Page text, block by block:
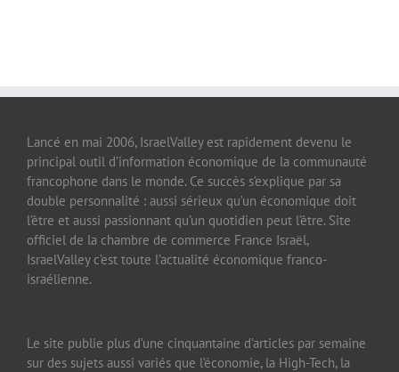
Lancé en mai 2006, IsraelValley est rapidement devenu le
principal outil d’information économique de la communauté
francophone dans le monde. Ce succès s’explique par sa
double personnalité : aussi sérieux qu’un économique doit
l’être et aussi passionnant qu’un quotidien peut l’être. Site
officiel de la chambre de commerce France Israël,
IsraelValley c’est toute l’actualité économique franco-
israélienne.
Le site publie plus d’une cinquantaine d’articles par semaine
sur des sujets aussi variés que l’économie, la High-Tech, la